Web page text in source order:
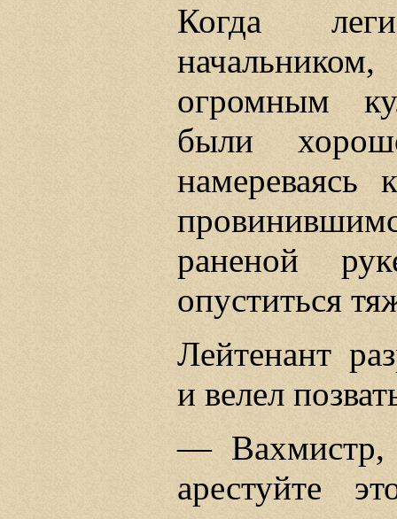
Когда
огромным
были
намереваясь
раненой
опуститься
Лейтенант
и велел
— Вахмистр,
арестуйте